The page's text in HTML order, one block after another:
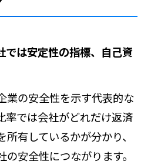
では安定性の指標、自己資
業の安全性を示す代表的な
率では会社がどれだけ返済
有しているかが分かり、
安全性につながります。